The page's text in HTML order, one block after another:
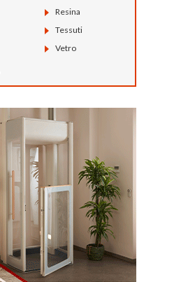
Resina
Tessuti
Vetro